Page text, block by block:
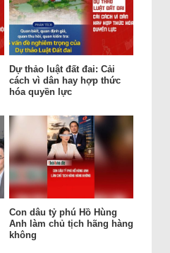
Dự thảo luật đất đai: Cải
cách vì dân hay hợp thức
hóa quyền lực
Con dâu tỷ phú Hồ Hùng
Anh làm chủ tịch hãng hàng
không